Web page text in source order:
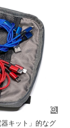
キット」的なグ